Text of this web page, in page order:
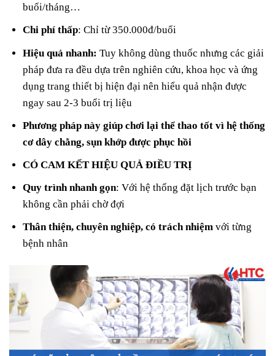
buổi/tháng…
Chi phí thấp: Chỉ từ 350.000đ/buổi
Hiệu quả nhanh: Tuy không dùng thuốc nhưng các giải
pháp đưa ra đều dựa trên nghiên cứu, khoa học và ứng
dụng trang thiết bị hiện đại nên hiểu quả nhận được
ngay sau 2-3 buổi trị liệu
Phương pháp này giúp chơi lại thể thao tốt vì hệ thống
cơ dây chằng, sụn khớp được phục hồi
CÓ CAM KẾT HIỆU QUẢ ĐIỀU TRỊ
Quy trình nhanh gọn: Với hệ thống đặt lịch trước bạn
không cần phải chờ đợi
Thân thiện, chuyên nghiệp, có trách nhiệm với từng
bệnh nhân